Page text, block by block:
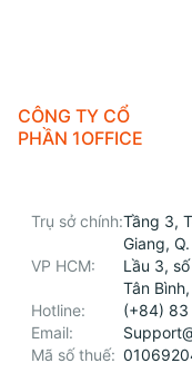
CÔNG TY CỔ
PHẦN 1OFFICE
Trụ sở chính:Tầng 3,
Giang,
VP HCM:
Lầu 3,
Tân
Hotline:
(+84)
Email:
Mã số thuế: